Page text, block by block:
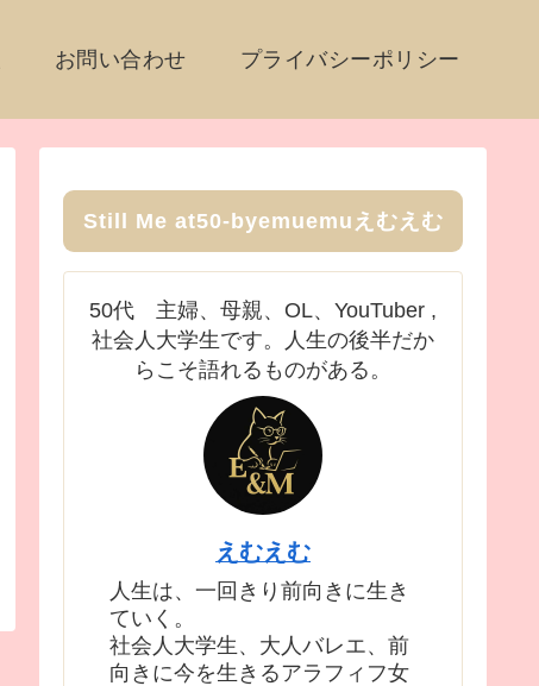
お問い合わせ プライバシーポリシー
Still Me at50-byemuemuえむえむ
50代 主婦、母親、OL、YouTuber ,
社会人大学生です。人生の後半だか
らこそ語れるものがある。
えむえむ
人生は、一回きり前向きに生き
ていく。
社会人大学生、大人バレエ、前
向きに今を生きるアラフィフ女